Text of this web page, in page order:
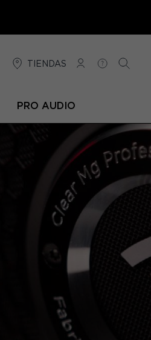
TIENDAS
CONEXIÓN
AYUDA
PRO AUDIO